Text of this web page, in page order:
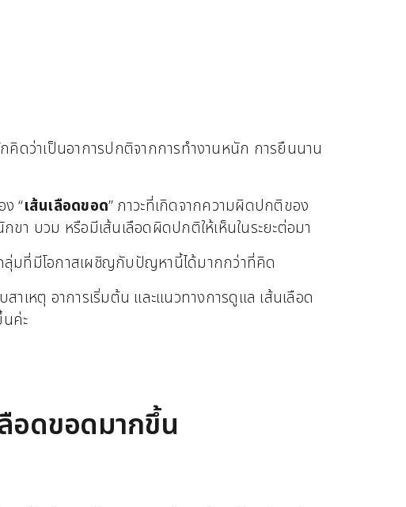
ดว่าเป็นอาการปกติจากการทำงานหนัก การยืนนาน
“เส้นเลือดขอด” ภาวะที่เกิดจากความผิดปกติของ
ขา บวม หรือมีเส้นเลือดผิดปกติให้เห็นในระยะต่อมา
ลุ่มที่มีโอกาสเผชิญกับปัญหานี้ได้มากกว่าที่คิด
าเหตุ อาการเริ่มต้น และแนวทางการดูแล เส้นเลือด
ค่ะ
อดขอดมากขึ้น